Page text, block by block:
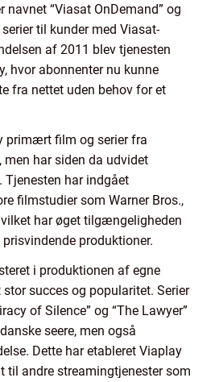
“Viasat OnDemand” og
til kunder med Viasat-
af 2011 blev tjenesten
hvor abonnenter nu kunne
fra nettet uden behov for et
primært film og serier fra
men har siden da udvidet
har indgået
filmstudier som Warner Bros.,
har øget tilgængeligheden
produktioner.
i produktionen af egne
succes og popularitet. Serier
of Silence” og “The Lawyer”
seere, men også
Dette har etableret Viaplay
til andre streamingtjenester som